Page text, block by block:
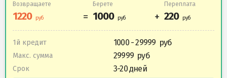
Возвращаете Берете Переплата
1й кредит 1000 - 29999
Макс. сумма 29999
Срок 3-20 дней